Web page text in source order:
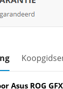
Asus ROG